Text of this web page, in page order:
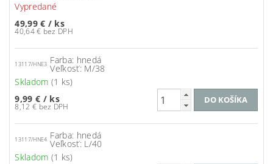
Vypredané
49,99 € / ks
40,64 € bez DPH
13117/HNE3 Farba: hnedá
Veľkosť: M/38
Skladom (1 ks)
9,99 € / ks
8,12 € bez DPH
13117/HNE4 Farba: hnedá
Veľkosť: L/40
Skladom (1 ks)